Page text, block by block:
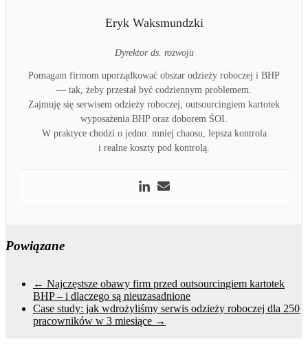
Eryk Waksmundzki
Dyrektor ds. rozwoju
Pomagam firmom uporządkować obszar odzieży roboczej i BHP
— tak, żeby przestał być codziennym problemem.
Zajmuję się serwisem odzieży roboczej, outsourcingiem kartotek
wyposażenia BHP oraz doborem ŚOI.
W praktyce chodzi o jedno: mniej chaosu, lepsza kontrola
i realne koszty pod kontrolą.
Powiązane
← Najczęstsze obawy firm przed outsourcingiem kartotek
BHP – i dlaczego są nieuzasadnione
Case study: jak wdrożyliśmy serwis odzieży roboczej dla 250
pracowników w 3 miesiące →